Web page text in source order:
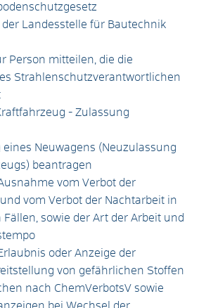
Landesstelle für Bautechnik
Person mitteilen, die die
Strahlenschutzverantwortlichen
- Zulassung
Neuwagens (Neuzulassung
beantragen
vom Verbot der
vom Verbot der Nachtarbeit in
Fällen, sowie der Art der Arbeit und
oder Anzeige der
von gefährlichen Stoffen
nach ChemVerbotsV sowie
bei Wechsel der